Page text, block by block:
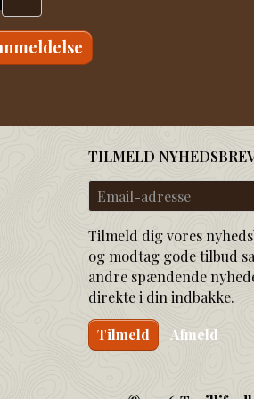
TILMELD
Email-
adresse
Tilmeld dig vores
og modtag gode tilbud
andre spændende
direkte i din indbakke.
Tilmeld Afmeld